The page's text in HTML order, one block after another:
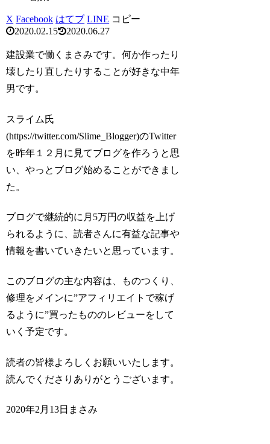
X Facebook はてブ LINE コピー
2020.02.15
2020.06.27
建設業で働くまさみです。何か作ったり
壊したり直したりすることが好きな中年
男です。
スライム氏
(https://twitter.com/Slime_Blogger)のTwitter
を昨年１２月に見てブログを作ろうと思
い、やっとブログ始めることができまし
た。
ブログで継続的に月5万円の収益を上げ
られるように、読者さんに有益な記事や
情報を書いていきたいと思っています。
このブログの主な内容は、ものつくり、
修理をメインに”アフィリエイトで稼げ
るように”買ったもののレビューをして
いく予定です。
読者の皆様よろしくお願いいたします。
読んでくださりありがとうございます。
2020年2月13日まさみ